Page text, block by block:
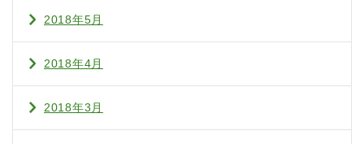
2018年5月
2018年4月
2018年3月